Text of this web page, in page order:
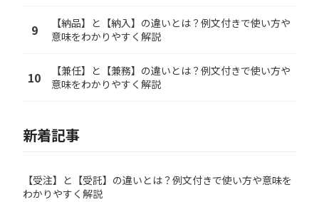
9
【納品】と【納入】の違いとは？例文付きで使い方や
意味をわかりやすく解説
10
【兼任】と【兼務】の違いとは？例文付きで使い方や
意味をわかりやすく解説
新着記事
【受注】と【受託】の違いとは？例文付きで使い方や意味を
わかりやすく解説